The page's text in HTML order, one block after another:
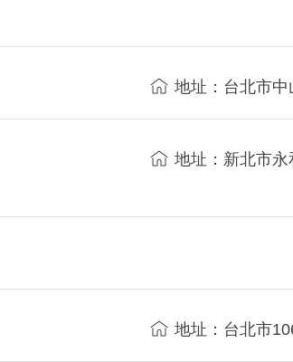
地址：台北市
地址：新北市
地址：台北市